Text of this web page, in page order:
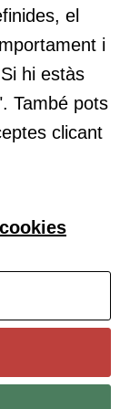
impulsant
dades Contacte
el
i
hi estàs
També pots
clicant
de
bé
els
i
més
i